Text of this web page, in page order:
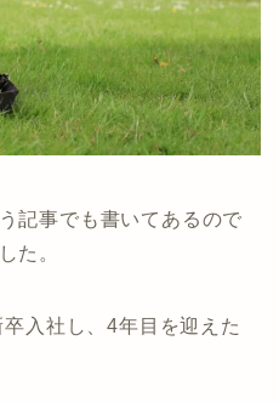
記事でも書いてあるので
た。
入社し、4年目を迎えた